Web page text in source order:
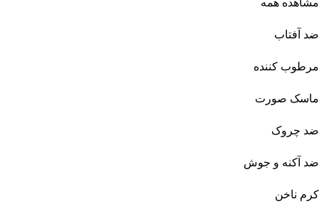
مشاهده همه
ضد آفتاب
مرطوب کننده
ماسک صورت
ضد چروک
ضد آکنه و جوش
کرم ناخن